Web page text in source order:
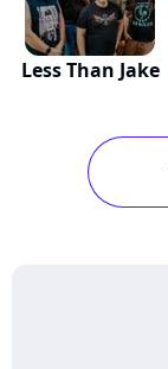
Less Than Jake